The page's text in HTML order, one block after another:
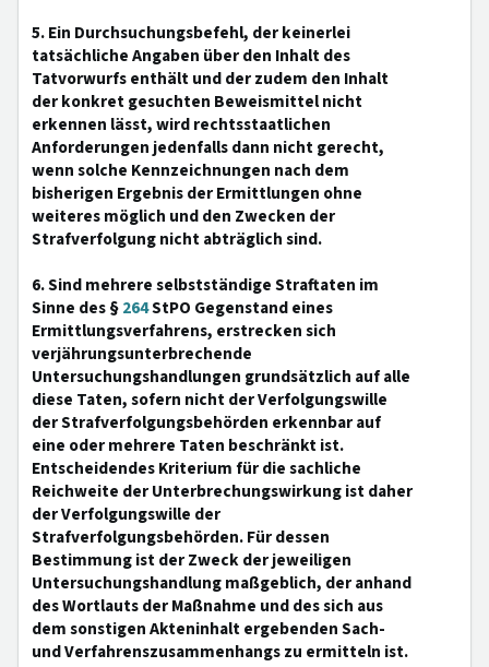
5. Ein Durchsuchungsbefehl, der keinerlei
tatsächliche Angaben über den Inhalt des
Tatvorwurfs enthält und der zudem den Inhalt
der konkret gesuchten Beweismittel nicht
erkennen lässt, wird rechtsstaatlichen
Anforderungen jedenfalls dann nicht gerecht,
wenn solche Kennzeichnungen nach dem
bisherigen Ergebnis der Ermittlungen ohne
weiteres möglich und den Zwecken der
Strafverfolgung nicht abträglich sind.
6. Sind mehrere selbstständige Straftaten im
Sinne des §264StPO Gegenstand eines
Ermittlungsverfahrens, erstrecken sich
verjährungsunterbrechende
Untersuchungshandlungen grundsätzlich auf alle
diese Taten, sofern nicht der Verfolgungswille
der Strafverfolgungsbehörden erkennbar auf
eine oder mehrere Taten beschränkt ist.
Entscheidendes Kriterium für die sachliche
Reichweite der Unterbrechungswirkung ist daher
der Verfolgungswille der
Strafverfolgungsbehörden. Für dessen
Bestimmung ist der Zweck der jeweiligen
Untersuchungshandlung maßgeblich, der anhand
des Wortlauts der Maßnahme und des sich aus
dem sonstigen Akteninhalt ergebenden Sach-
und Verfahrenszusammenhangs zu ermitteln ist.